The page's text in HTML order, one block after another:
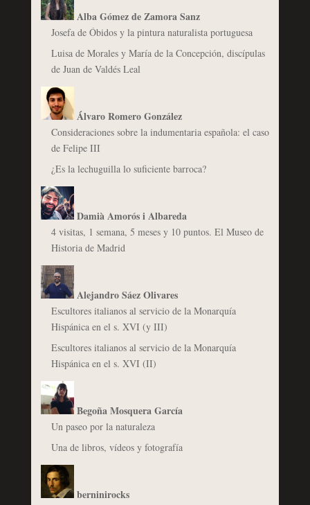
Alba Gómez de Zamora Sanz
Josefa de Óbidos y la pintura naturalista portuguesa
Luisa de Morales y María de la Concepción, discípulas
de Juan de Valdés Leal
Álvaro Romero González
Consideraciones sobre la indumentaria española: el caso
de Felipe III
¿Es la lechuguilla lo suficiente barroca?
Damià Amorós i Albareda
4 visitas, 1 semana, 5 meses y 10 puntos. El Museo de
Historia de Madrid
Alejandro Sáez Olivares
Escultores italianos al servicio de la Monarquía
Hispánica en el s. XVI (y III)
Escultores italianos al servicio de la Monarquía
Hispánica en el s. XVI (II)
Begoña Mosquera García
Un paseo por la naturaleza
Una de libros, vídeos y fotografía
berninirocks